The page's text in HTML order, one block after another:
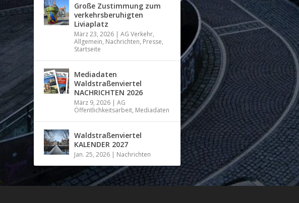
Große Zustimmung zum
verkehrsberuhigten
Liviaplatz
März 23, 2026 |AG Verkehr,
Allgemein, Nachrichten, Presse,
Startseite
Mediadaten
Waldstraßenviertel
NACHRICHTEN 2026
März 9, 2026 |AG
Öffentlichkeitsarbeit, Mediadaten
Waldstraßenviertel
KALENDER 2027
Jan. 25, 2026 | Nachrichten